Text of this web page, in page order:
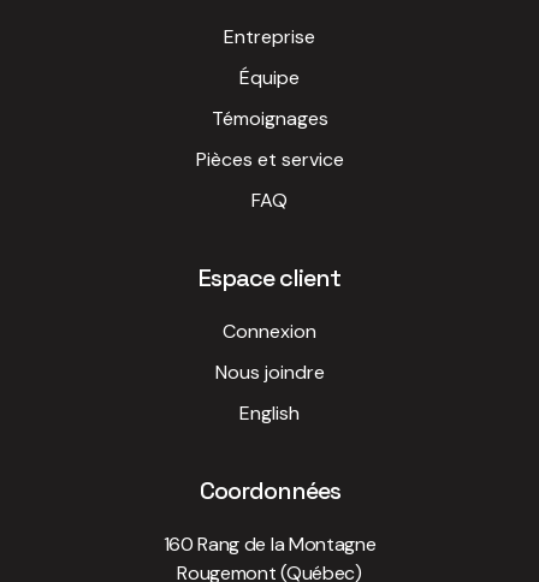
Entreprise
Équipe
Témoignages
Pièces et service
FAQ
Espace client
Connexion
Nous joindre
English
Coordonnées
160 Rang de la Montagne
Rougemont (Québec)